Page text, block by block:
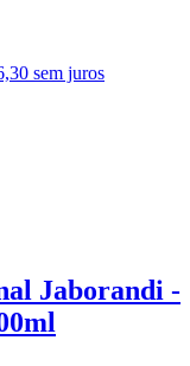
sem juros
Jaborandi -